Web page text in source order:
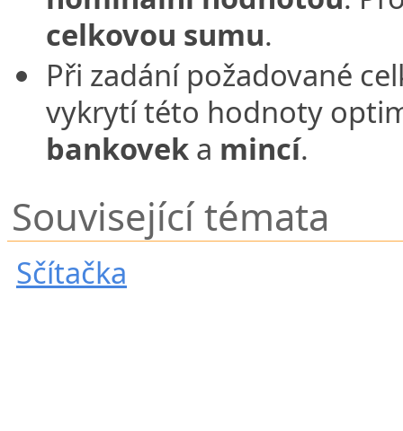
celkovou sumu.
Při zadání požadované
vykrytí této hodnoty
bankovek a mincí.
Související témata
Sčítačka